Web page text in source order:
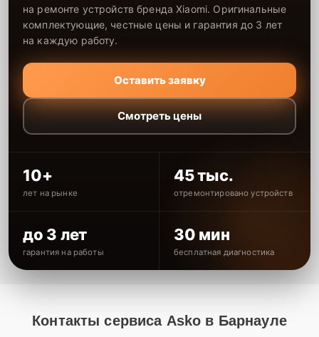
на ремонте устройств бренда Xiaomi. Оригинальные
комплектующие, честные цены и гарантия до 3 лет
на каждую работу.
Оставить заявку
Смотреть цены
10+
лет на рынке
45 тыс.
отремонтировано устройств
до 3 лет
гарантия на работы
30 мин
бесплатная диагностика
Контакты сервиса Asko в Барнауле